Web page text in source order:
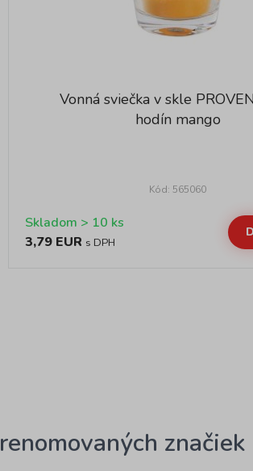
Vonná sviečka v skle
hodín mango
Kód: 565060
Skladom > 10 ks
3,79 EUR s DPH
renomovaných značiek